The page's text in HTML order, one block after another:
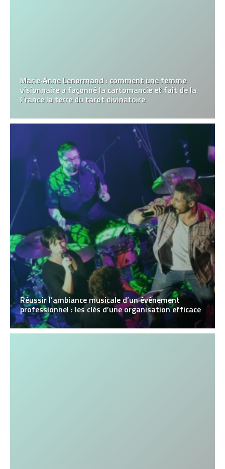
Marie‑Anne Lenormand : comment une femme
visionnaire a façonné la cartomancie et fait de la
France la terre du tarot divinatoire
Réussir l’ambiance musicale d’un événement
professionnel : les clés d’une organisation efficace